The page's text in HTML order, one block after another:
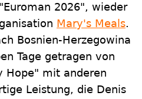
2026", wieder
Mary's Meals.
Bosnien-Herzegowina
Tage getragen von
Hope" mit anderen
Leistung, die Denis